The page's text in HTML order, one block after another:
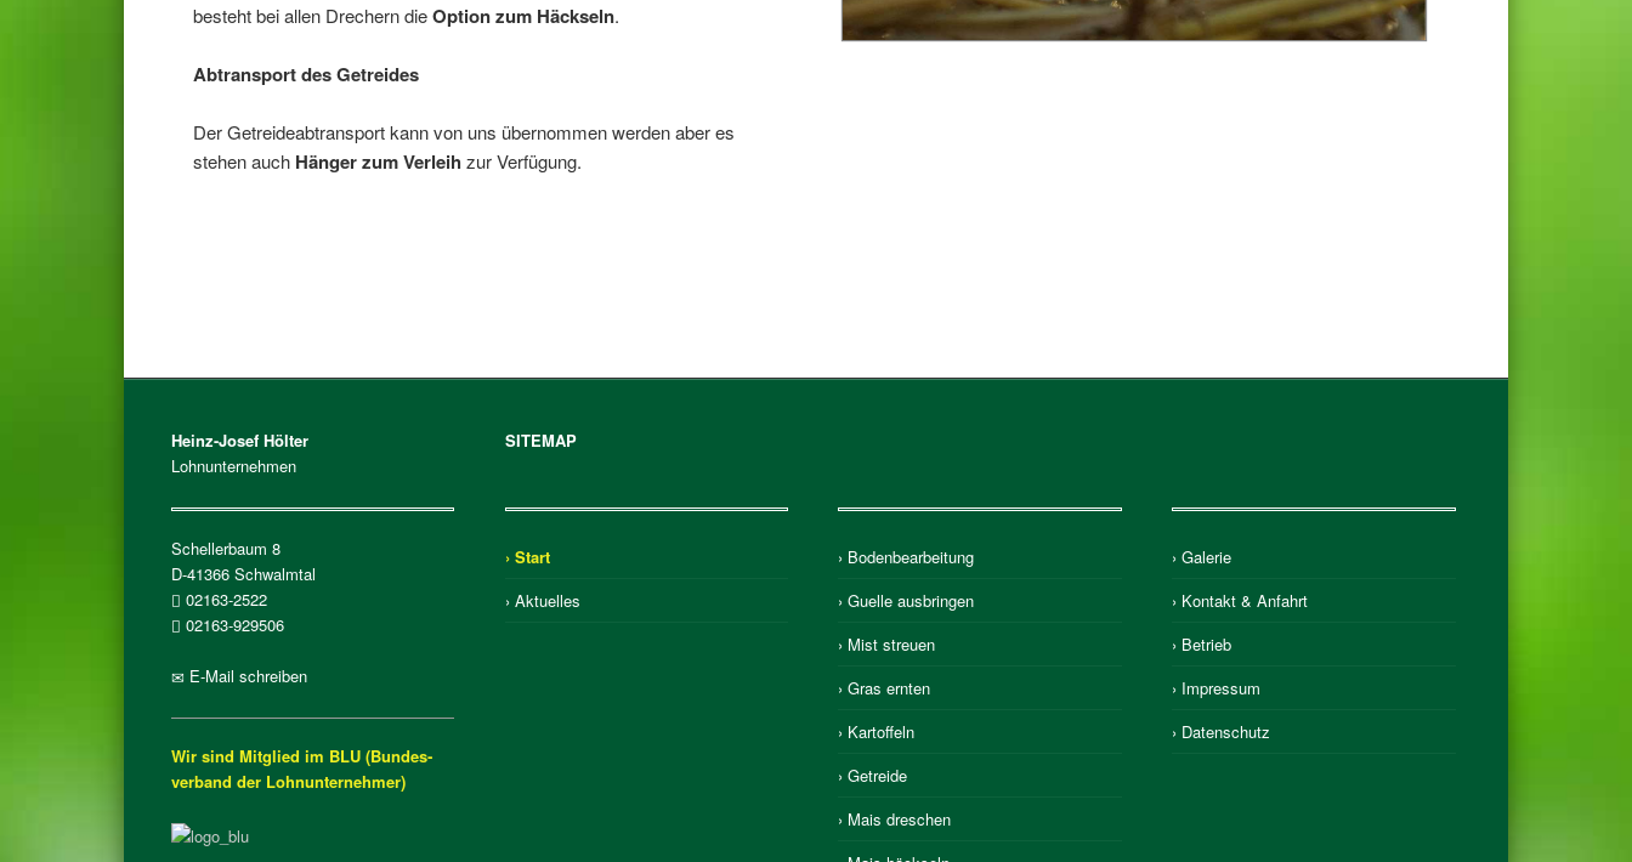
besteht bei allen Drechern dieOption zum Häckseln.
Abtransport des Getreides
Der Getreideabtransport kann von uns übernommen werden aber es
stehen auch Hänger zum Verleih zur Verfügung.
Heinz-Josef Hölter
Lohnunternehmen
Schellerbaum 8
D-41366 Schwalmtal
02163-2522
02163-929506
E-Mail schreiben
Wir sind Mitglied im BLU (Bundes­
verband der Lohn­unter­nehmer)
SITEMAP
› Start
› Aktuelles
› Bodenbearbeitung
› Guelle ausbringen
› Mist streuen
› Gras ernten
› Kartoffeln
› Getreide
› Mais dreschen
› Galerie
› Kontakt & Anfahrt
› Betrieb
› Impressum
› Datenschutz